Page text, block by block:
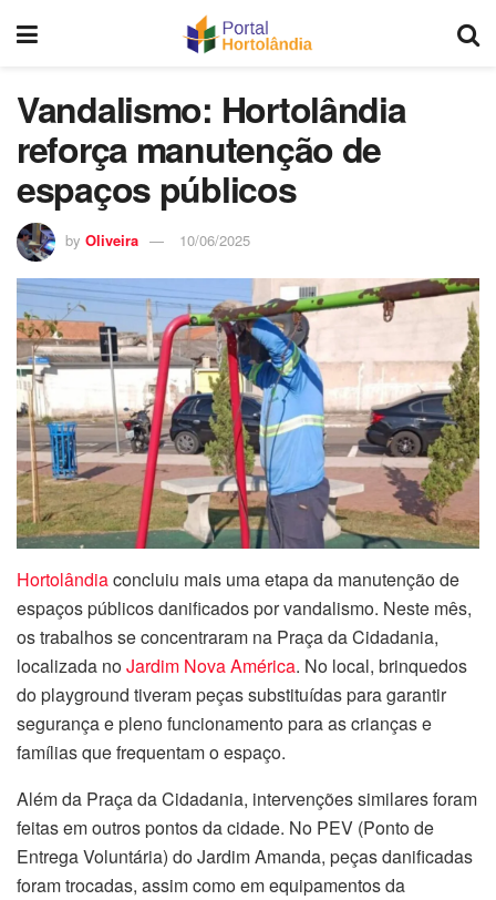
Vandalismo: Hortolândia
reforça manutenção de
espaços públicos
by Oliveira 10/06/2025
Hortolândiaconcluiu mais uma etapa da manutenção de
espaços públicos danificados por vandalismo. Neste mês,
os trabalhos se concentraram na Praça da Cidadania,
localizada noJardim Nova América. No local, brinquedos
do playground tiveram peças substituídas para garantir
segurança e pleno funcionamento para as crianças e
famílias que frequentam o espaço.
Além da Praça da Cidadania, intervenções similares foram
feitas em outros pontos da cidade. No PEV (Ponto de
Entrega Voluntária) do Jardim Amanda, peças danificadas
foram trocadas, assim como em equipamentos da